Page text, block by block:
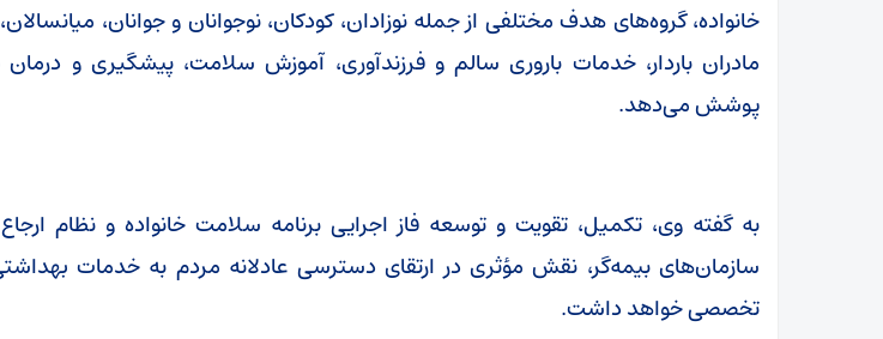
خانواده، گروه‌های هدف مختلفی از جمله نوزادان، کودکان، نوجوانان و جوانان،
مادران باردار، خدمات باروری سالم و فرزندآوری، آموزش سلامت، پیشگیری و درمان
پوشش می‌دهد.
به گفته وی، تکمیل، تقویت و توسعه فاز اجرایی برنامه سلامت خانواده و نظام
سازمان‌های بیمه‌گر، نقش مؤثری در ارتقای دسترسی عادلانه مردم به خدمات
تخصصی خواهد داشت.